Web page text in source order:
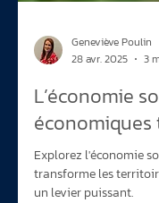
Geneviève Poulin
28 avr. 2025
3
L’économie